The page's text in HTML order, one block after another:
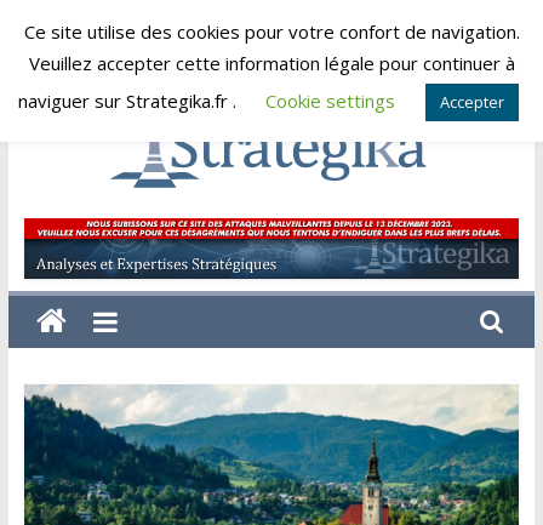
Skip
lundi, août 10, 2026
Strategika
Expertise
et
Analyses
Ce site utilise des cookies pour votre confort de navigation.
Veuillez accepter cette information légale pour continuer à
naviguer sur Strategika.fr .
Cookie settings Accepter